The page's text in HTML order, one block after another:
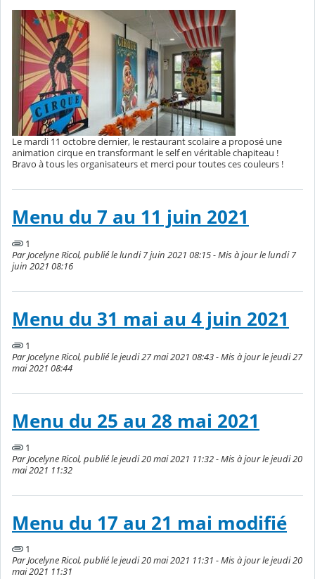
Le mardi 11 octobre dernier, le restaurant scolaire a proposé une
animation cirque en transformant le self en véritable chapiteau !
Bravo à tous les organisateurs et merci pour toutes ces couleurs !
Menu du 7 au 11 juin 2021
1
Par Jocelyne Ricol, publié le lundi 7 juin 2021 08:15 - Mis à jour le lundi 7
juin 2021 08:16
Menu du 31 mai au 4 juin 2021
1
Par Jocelyne Ricol, publié le jeudi 27 mai 2021 08:43 - Mis à jour le jeudi 27
mai 2021 08:44
Menu du 25 au 28 mai 2021
1
Par Jocelyne Ricol, publié le jeudi 20 mai 2021 11:32 - Mis à jour le jeudi 20
mai 2021 11:32
Menu du 17 au 21 mai modifié
1
Par Jocelyne Ricol, publié le jeudi 20 mai 2021 11:31 - Mis à jour le jeudi 20
mai 2021 11:31